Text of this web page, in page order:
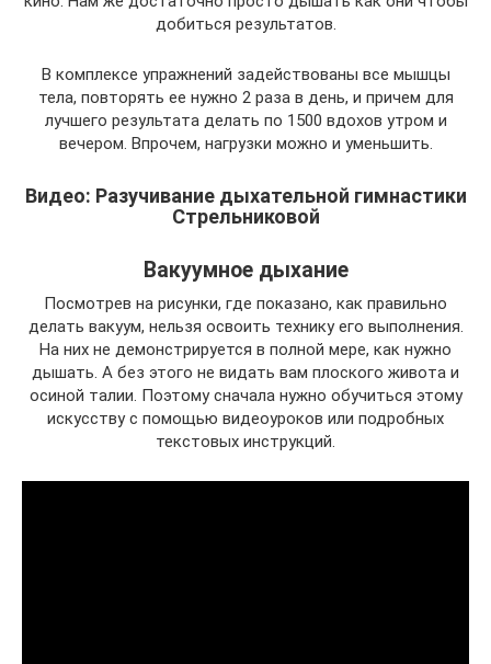
добиться результатов.
В комплексе упражнений задействованы все мышцы
тела, повторять ее нужно 2 раза в день, и причем для
лучшего результата делать по 1500 вдохов утром и
вечером. Впрочем, нагрузки можно и уменьшить.
Видео: Разучивание дыхательной гимнастики
Стрельниковой
Вакуумное дыхание
Посмотрев на рисунки, где показано, как правильно
делать вакуум, нельзя освоить технику его выполнения.
На них не демонстрируется в полной мере, как нужно
дышать. А без этого не видать вам плоского живота и
осиной талии. Поэтому сначала нужно обучиться этому
искусству с помощью видеоуроков или подробных
текстовых инструкций.